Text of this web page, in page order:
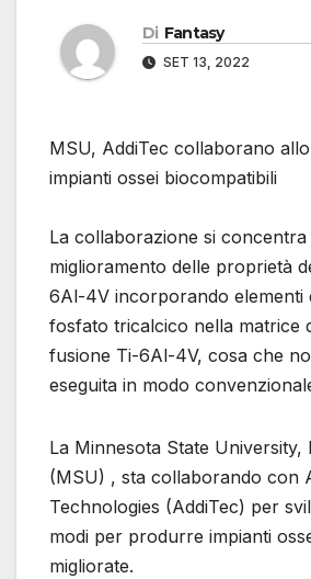
Di Fantasy
SET 13, 2022
MSU, AddiTec collaborano
impianti ossei biocompatibili
La collaborazione si concentra
miglioramento delle proprietà
6Al-4V incorporando elementi
fosfato tricalcico nella matrice
fusione Ti-6Al-4V, cosa che
eseguita in modo
La Minnesota State University,
(MSU) , sta collaborando con
Technologies (AddiTec) per
modi per produrre impianti
migliorate.